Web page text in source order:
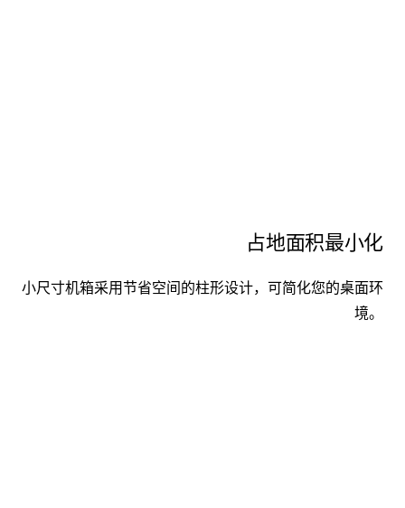
占地面积最小化
小尺寸机箱采用节省空间的柱形设计，可简化您的桌面环
境。